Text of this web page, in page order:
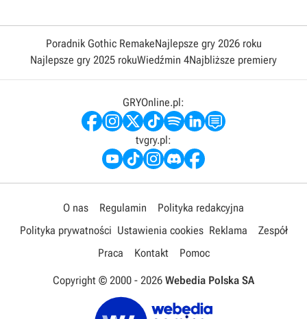
Poradnik Gothic RemakeNajlepsze gry 2026 roku
Najlepsze gry 2025 rokuWiedźmin 4Najbliższe premiery
GRYOnline.pl:
tvgry.pl:
O nas Regulamin
Polityka redakcyjna
Polityka prywatności Ustawienia cookies Reklama
Zespół
Praca
Kontakt Pomoc
Copyright © 2000 - 2026 Webedia Polska SA